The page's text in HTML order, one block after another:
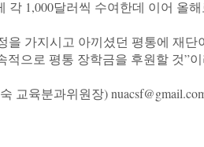
각 1,000달러씩 수여한데 이어 올
을 가지시고 아끼셨던 평통에 재단
적으로 평통 장학금을 후원할 것”
교육분과위원장)